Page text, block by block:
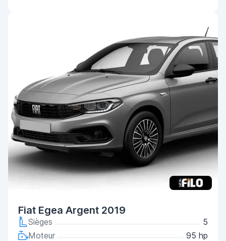
Fiat Egea Argent 2019
Sièges
5
Moteur
95 hp